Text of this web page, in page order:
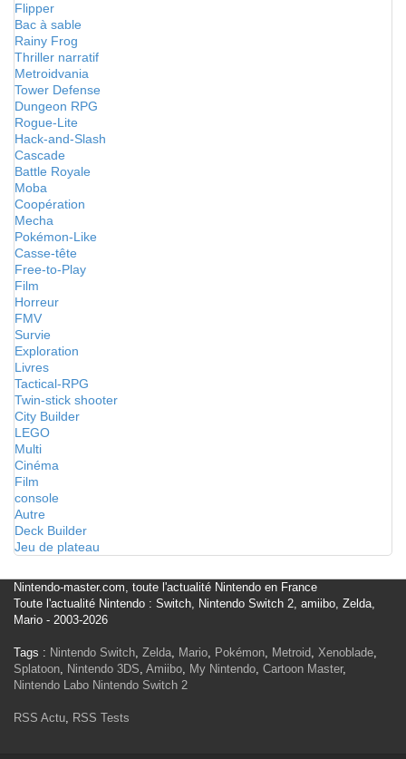
Flipper
Bac à sable
Rainy Frog
Thriller narratif
Metroidvania
Tower Defense
Dungeon RPG
Rogue-Lite
Hack-and-Slash
Cascade
Battle Royale
Moba
Coopération
Mecha
Pokémon-Like
Casse-tête
Free-to-Play
Film
Horreur
FMV
Survie
Exploration
Livres
Tactical-RPG
Twin-stick shooter
City Builder
LEGO
Multi
Cinéma
Film
console
Autre
Deck Builder
Jeu de plateau
Nintendo-master.com, toute l'actualité Nintendo en France
Toute l'actualité Nintendo : Switch, Nintendo Switch 2, amiibo, Zelda,
Mario - 2003-2026
Tags : Nintendo Switch, Zelda, Mario, Pokémon, Metroid, Xenoblade,
Splatoon, Nintendo 3DS, Amiibo, My Nintendo, Cartoon Master,
Nintendo Labo Nintendo Switch 2
RSS Actu, RSS Tests